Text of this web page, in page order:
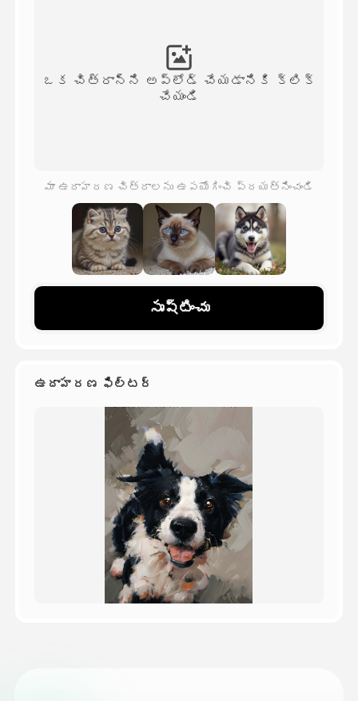
అన్ని టెంప్లేట్‌లను చూడండి
బ్లాగ్
ఒక చిత్రాన్ని అప్‌లోడ్ చేయడానికి క్లిక్
చేయండి
మా ఉదాహరణ చిత్రాలను ఉపయోగించి ప్రయత్నించండి
సృష్టించు
ఉదాహరణ ఫిల్టర్